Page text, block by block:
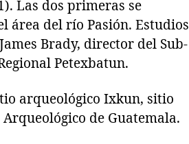
Las dos primeras se
área del río Pasión. Estudios
Brady, director del Sub-
Petexbatun.
arqueológico Ixkun, sitio
de Guatemala.